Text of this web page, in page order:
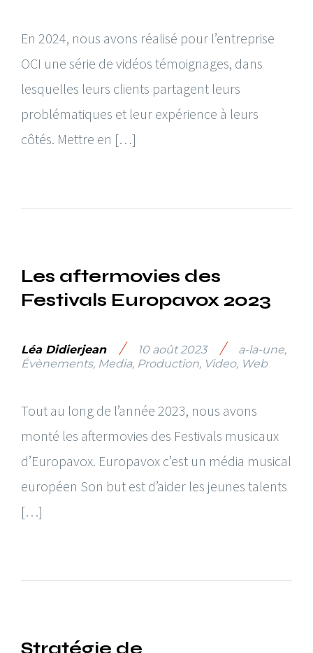
En 2024, nous avons réalisé pour l’entreprise
OCI une série de vidéos témoignages, dans
lesquelles leurs clients partagent leurs
problématiques et leur expérience à leurs
côtés. Mettre en […]
Les aftermovies des
Festivals Europavox 2023
Léa Didierjean / 10 août 2023 / a-la-une,
Évènements, Media, Production, Video, Web
Tout au long de l’année 2023, nous avons
monté les aftermovies des Festivals musicaux
d’Europavox. Europavox c’est un média musical
européen Son but est d’aider les jeunes talents
[…]
Stratégie de